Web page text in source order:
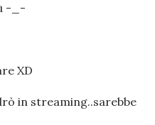
-_-
XD
in streaming..sarebbe